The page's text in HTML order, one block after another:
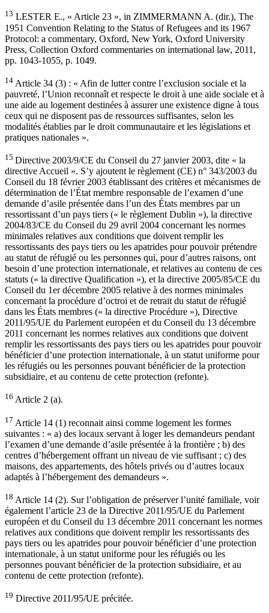
13 LESTER E., « Article 23 », in ZIMMERMANN A. (dir.), The
1951 Convention Relating to the Status of Refugees and its 1967
Protocol: a commentary, Oxford, New York, Oxford University
Press, Collection Oxford commentaries on international law, 2011,
pp. 1043-1055, p. 1049.
14 Article 34 (3) : « Afin de lutter contre l’exclusion sociale et la
pauvreté, l’Union reconnaît et respecte le droit à une aide sociale et à
une aide au logement destinées à assurer une existence digne à tous
ceux qui ne disposent pas de ressources suffisantes, selon les
modalités établies par le droit communautaire et les législations et
pratiques nationales ».
15 Directive 2003/9/CE du Conseil du 27 janvier 2003, dite « la
directive Accueil ». S’y ajoutent le règlement (CE) n° 343/2003 du
Conseil du 18 février 2003 établissant des critères et mécanismes de
détermination de l’État membre responsable de l’examen d’une
demande d’asile présentée dans l’un des États membres par un
ressortissant d’un pays tiers (« le règlement Dublin »), la directive
2004/83/CE du Conseil du 29 avril 2004 concernant les normes
minimales relatives aux conditions que doivent remplir les
ressortissants des pays tiers ou les apatrides pour pouvoir prétendre
au statut de réfugié ou les personnes qui, pour d’autres raisons, ont
besoin d’une protection internationale, et relatives au contenu de ces
statuts (« la directive Qualification »), et la directive 2005/85/CE du
Conseil du 1er décembre 2005 relative à des normes minimales
concernant la procédure d’octroi et de retrait du statut de réfugié
dans les États membres (« la directive Procédure »), Directive
2011/95/UE du Parlement européen et du Conseil du 13 décembre
2011 concernant les normes relatives aux conditions que doivent
remplir les ressortissants des pays tiers ou les apatrides pour pouvoir
bénéficier d’une protection internationale, à un statut uniforme pour
les réfugiés ou les personnes pouvant bénéficier de la protection
subsidiaire, et au contenu de cette protection (refonte).
16 Article 2 (a).
17 Article 14 (1) reconnait ainsi comme logement les formes
suivantes : « a) des locaux servant à loger les demandeurs pendant
l’examen d’une demande d’asile présentée à la frontière ; b) des
centres d’hébergement offrant un niveau de vie suffisant ; c) des
maisons, des appartements, des hôtels privés ou d’autres locaux
adaptés à l’hébergement des demandeurs ».
18 Article 14 (2). Sur l’obligation de préserver l’unité familiale, voir
également l’article 23 de la Directive 2011/95/UE du Parlement
européen et du Conseil du 13 décembre 2011 concernant les normes
relatives aux conditions que doivent remplir les ressortissants des
pays tiers ou les apatrides pour pouvoir bénéficier d’une protection
internationale, à un statut uniforme pour les réfugiés ou les
personnes pouvant bénéficier de la protection subsidiaire, et au
contenu de cette protection (refonte).
19 Directive 2011/95/UE précitée.